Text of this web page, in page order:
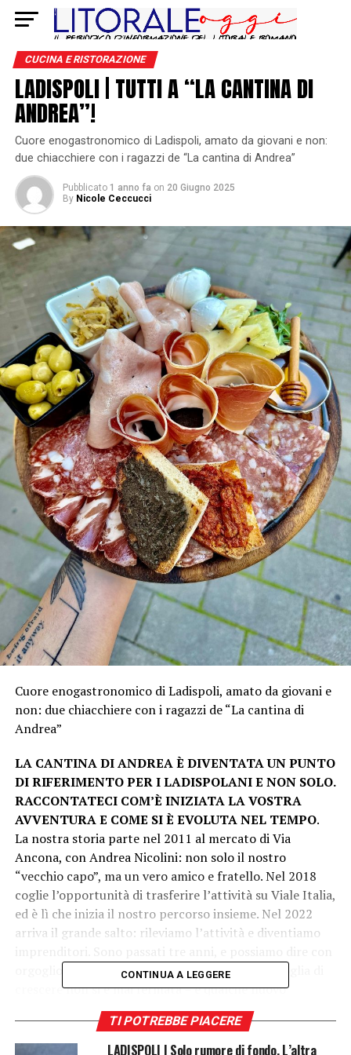
CUCINA E RISTORAZIONE
LADISPOLI | TUTTI A “LA CANTINA DI
ANDREA”!
Cuore enogastronomico di Ladispoli, amato da giovani e non:
due chiacchiere con i ragazzi de “La cantina di Andrea”
Pubblicato 1 anno fa on 20 Giugno 2025
By Nicole Ceccucci
Cuore enogastronomico di Ladispoli, amato da giovani e
non: due chiacchiere con i ragazzi de “La cantina di
Andrea”
LA CANTINA DI ANDREA È DIVENTATA UN PUNTO
DI RIFERIMENTO PER I LADISPOLANI E NON SOLO.
RACCONTATECI COM’È INIZIATA LA VOSTRA
AVVENTURA E COME SI È EVOLUTA NEL TEMPO.
La nostra storia parte nel 2011 al mercato di Via
Ancona, con Andrea Nicolini: non solo il nostro
“vecchio capo”, ma un vero amico e fratello. Nel 2018
coglie l’opportunità di trasferire l’attività su Viale Italia,
ed è lì che inizia il nostro percorso insieme. Nel 2022
arriva il grande salto: rileviamo l’attività e diventiamo
orgoglio che ne abbiamo fatta di strada. Ma la voglia di
crescere non si è mai fermata – e qualche nuovo
progetto per il futuro è già nell’aria.
LA VOSTRA SELEZIONE DI VINI E DISTILLATI È
CONTINUA A LEGGERE
TI POTREBBE PIACERE
LADISPOLI | Solo rumore di fondo. L’altra